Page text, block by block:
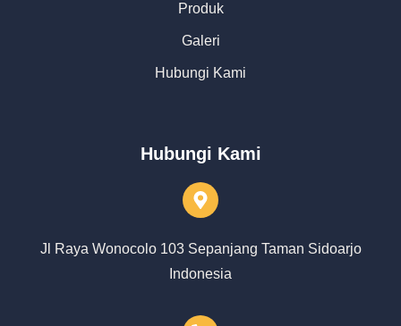
Produk
Galeri
Hubungi Kami
Hubungi Kami
Jl Raya Wonocolo 103 Sepanjang Taman Sidoarjo
Indonesia